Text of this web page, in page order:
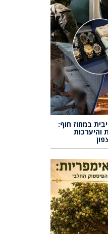
במחוז חוף:
והיערכות